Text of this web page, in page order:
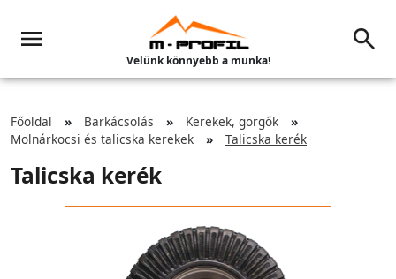
Velünk könnyebb a munka!
Főoldal Barkácsolás
Kerekek, görgők
Molnárkocsi és talicska kerekek
Talicska kerék
Talicska kerék